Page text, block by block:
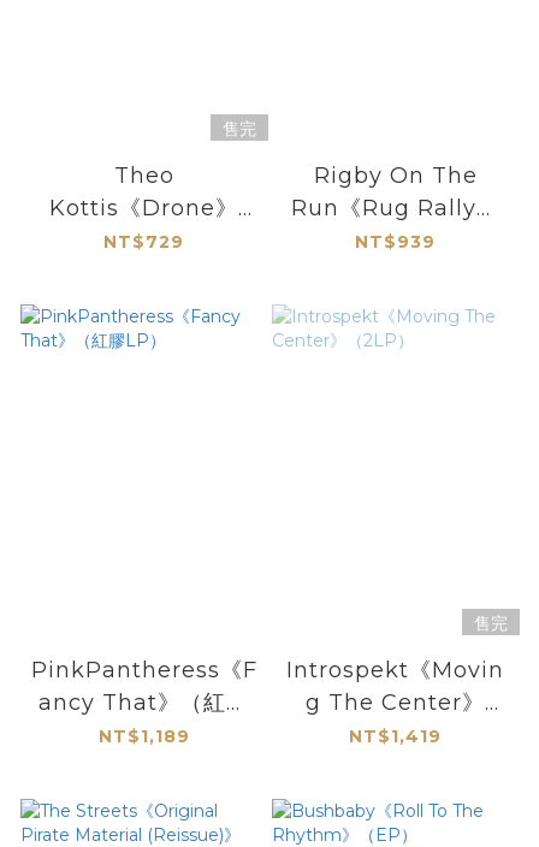
售完
Theo
Kottis《Drone》
（EP）
NT$729
Rigby On The
Run《Rug Rally》
（EP）
NT$939
PinkPantheress《F
ancy That》（紅膠
LP）
NT$1,189
售完
Introspekt《Movin
g The Center》
（2LP）
NT$1,419